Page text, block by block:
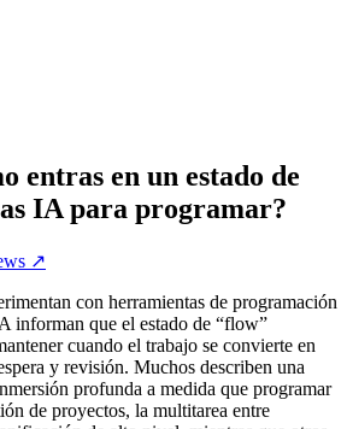
entras en un estado de
IA para programar?
↗
con herramientas de programación
informan que el estado de “flow”
cuando el trabajo se convierte en
y revisión. Muchos describen una
profunda a medida que programar
de proyectos, la multitarea entre